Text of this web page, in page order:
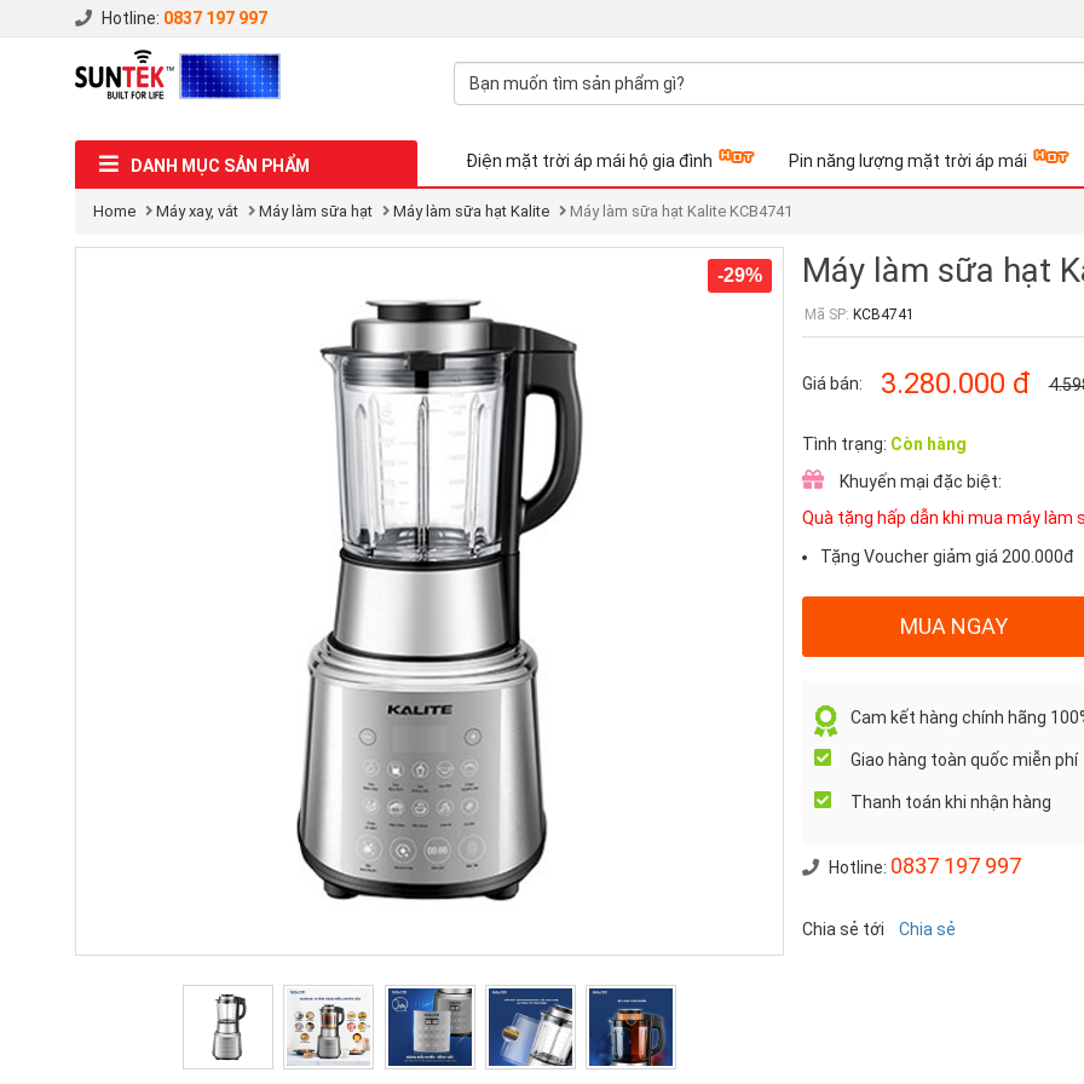
Hotline: 0837 197 997
DANH MỤC SẢN PHẨM Điện mặt trời áp mái hộ gia đình Pin năng lượng mặt trời áp mái
Home Máy xay, vắt Máy làm sữa hạt Máy làm sữa hạt Kalite Máy làm sữa hạt Kalite KCB4741
-29% Máy làm sữa hạt
Mã SP: KCB4741
Giá bán: 3.280.000 đ
Tình trạng: Còn hàng
Khuyến mại đặc biệt:
Quà tặng hấp dẫn khi mua máy làm
Tặng Voucher giảm giá 200.000đ
MUA NGAY
Cam kết hàng chính hãng
Giao hàng toàn quốc miễn phí
Thanh toán khi nhận hàng
Hotline: 0837 197 997
Chia sẻ tới Chia sẻ